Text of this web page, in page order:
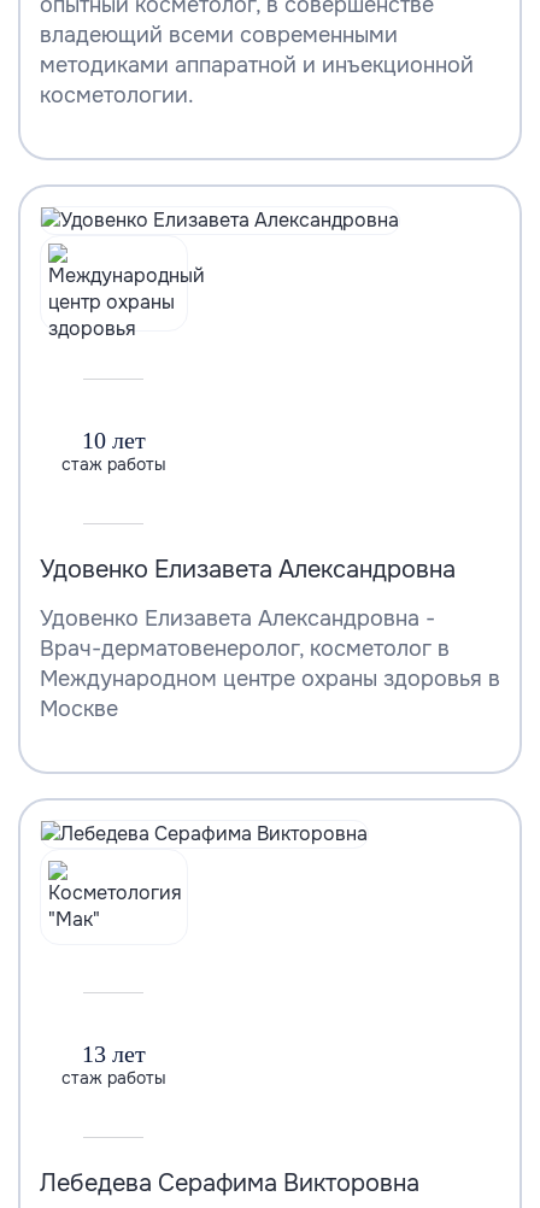
владеющий всеми современными
методиками аппаратной и инъекционной
косметологии.
10 лет
стаж работы
Удовенко Елизавета Александровна
Удовенко Елизавета Александровна -
Врач-дерматовенеролог, косметолог в
Международном центре охраны здоровья в
Москве
13 лет
стаж работы
Лебедева Серафима Викторовна